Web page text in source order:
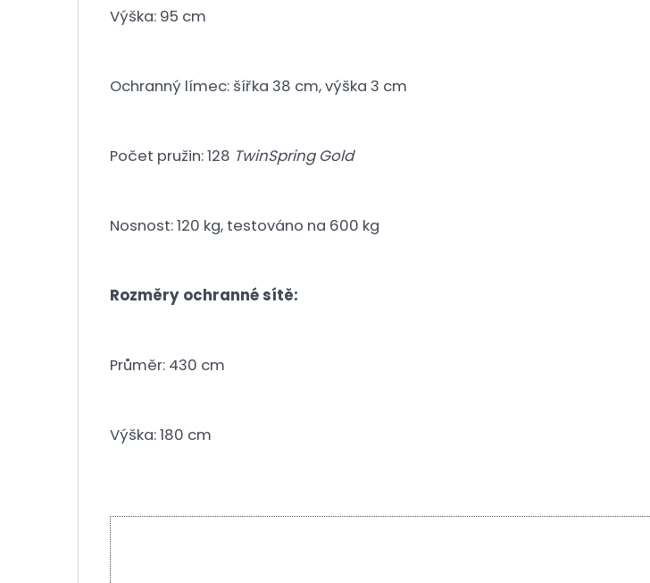
Výška: 95 cm
Ochranný límec: šířka 38 cm, výška 3 cm
Počet pružin: 128 TwinSpring Gold
Nosnost: 120 kg, testováno na 600 kg
Rozměry ochranné sítě:
Průměr: 430 cm
Výška: 180 cm